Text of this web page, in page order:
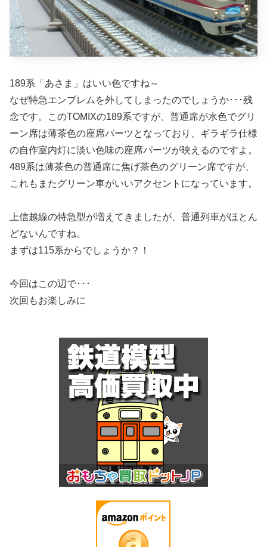
189系「あさま」はいい色ですね～
なぜ特急エンブレムを外してしまったのでしょうか･･･残
念です。このTOMIXの189系ですが、普通席が水色でグリ
ーン席は薄茶色の座席パーツとなっており、ギラギラ仕様
の自作室内灯に淡い色味の座席パーツが映えるのですよ。
489系は薄茶色の普通席に焦げ茶色のグリーン席ですが、
これもまたグリーン車がいいアクセントになっています。
上信越線の特急型が増えてきましたが、普通列車がほとん
どないんですね。
まずは115系からでしょうか？！
今回はこの辺で･･･
次回もお楽しみに